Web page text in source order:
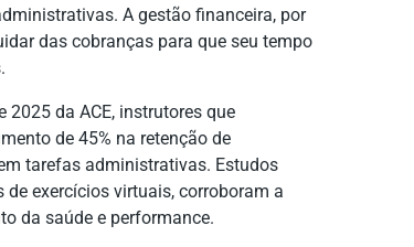
A gestão financeira, por
das cobranças para que seu tempo
2025 da ACE, instrutores que
de 45% na retenção de
tarefas administrativas. Estudos
exercícios virtuais, corroboram a
da saúde e performance.